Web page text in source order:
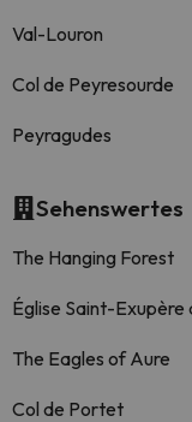
Val-Louron
Col de Peyresourde
Peyragudes
Sehenswertes
The Hanging Forest
Église Saint-Exupère
The Eagles of Aure
Col de Portet